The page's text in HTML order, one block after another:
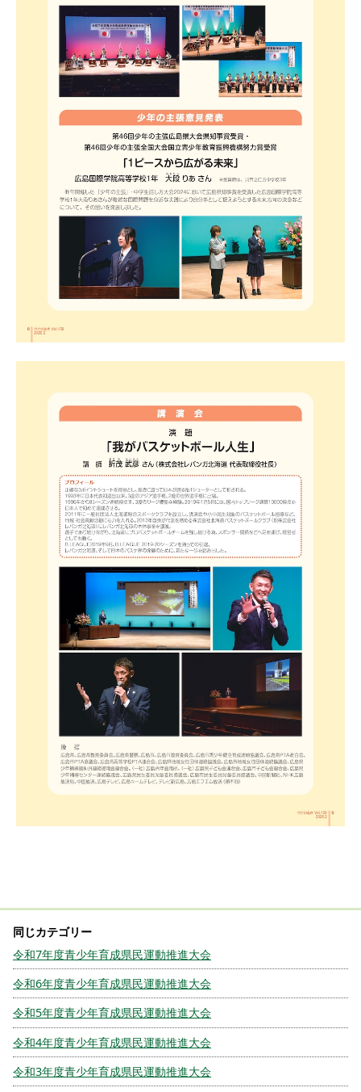
令和7年度青少年育成県民運動推進大会
令和6年度青少年育成県民運動推進大会
令和5年度青少年育成県民運動推進大会
令和4年度青少年育成県民運動推進大会
令和3年度青少年育成県民運動推進大会